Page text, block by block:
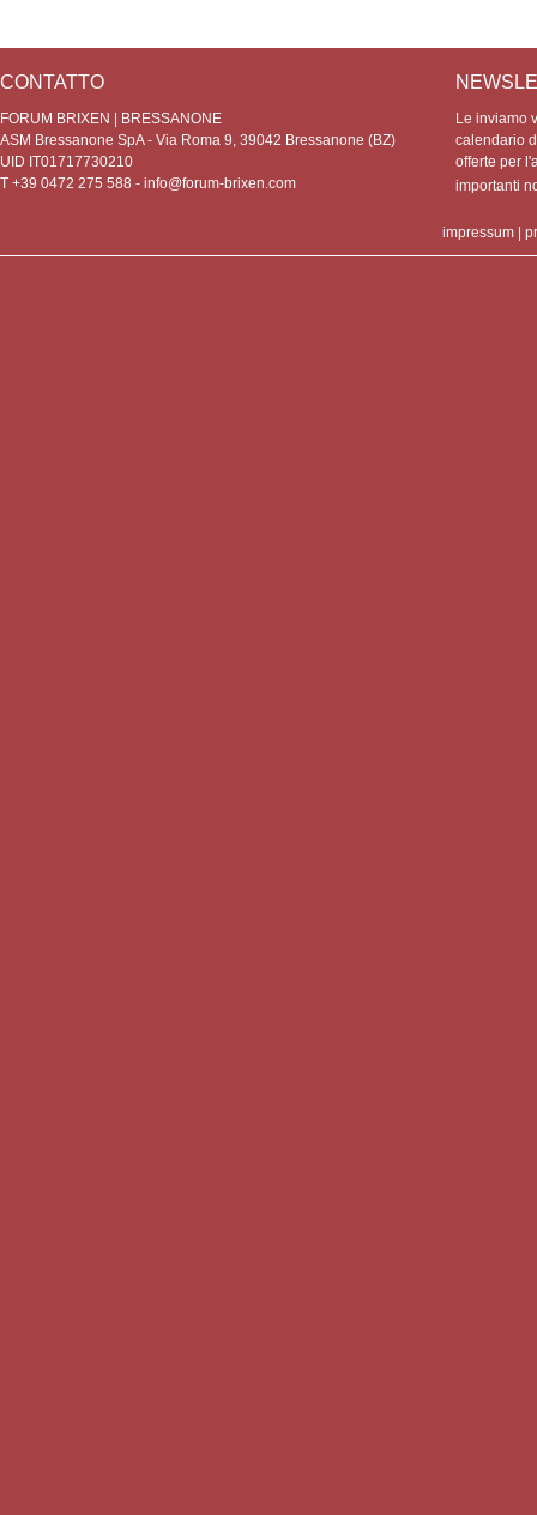
CONTATTO
FORUM BRIXEN | BRESSANONE
ASM Bressanone SpA - Via Roma 9, 39042 Bressanone (BZ)
UID IT01717730210
T +39 0472 275 588 - info@forum-brixen.com
Le inviamo
calendario
offerte per
importanti
impressum